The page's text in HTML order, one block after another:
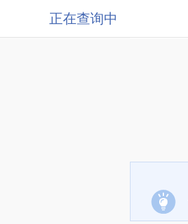
正在查询中